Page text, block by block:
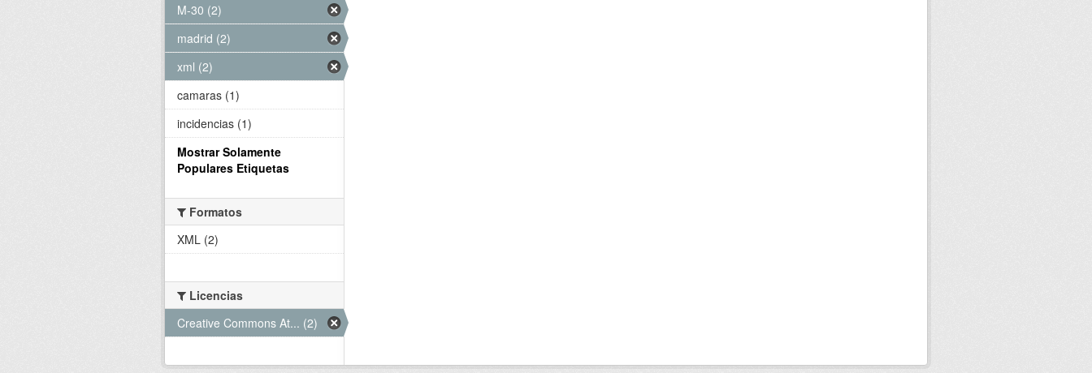
M-30 (2)
madrid (2)
xml (2)
camaras (1)
incidencias (1)
Mostrar Solamente
Populares Etiquetas
Formatos
XML (2)
Licencias
Creative Commons At... (2)